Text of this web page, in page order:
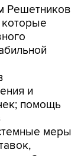
и
помощь
меры
гибкости